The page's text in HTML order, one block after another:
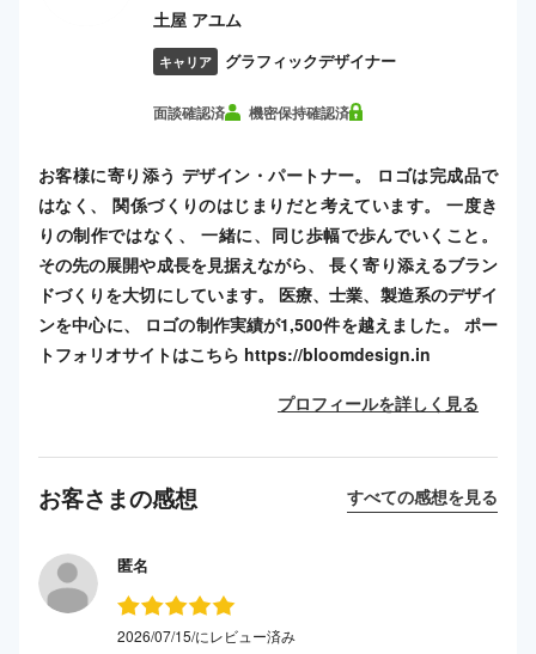
土屋 アユム
キャリア グラフィックデザイナー
面談確認済 機密保持確認済
お客様に寄り添う デザイン・パートナー。 ロゴは完成品で
はなく、 関係づくりのはじまりだと考えています。 一度き
りの制作ではなく、 一緒に、同じ歩幅で歩んでいくこと。
その先の展開や成長を見据えながら、 長く寄り添えるブラン
ドづくりを大切にしています。 医療、士業、製造系のデザイ
ンを中心に、 ロゴの制作実績が1,500件を越えました。 ポー
トフォリオサイトはこちら https://bloomdesign.in
プロフィールを詳しく見る
お客さまの感想 すべての感想を見る
匿名
2026/07/15/にレビュー済み